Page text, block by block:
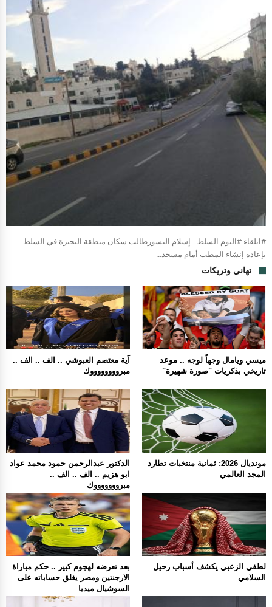
#ابلقاء #اليوم السلط - إسلام النسورطالب سكان منطقة البحيرة في السلط
بإعادة إنشاء المطب أمام مسجد...
تهاني وتريكات
آية معتصم العبوشي .. الف .. الف ..
مبرووووووووك
ميسي ويامال وجهاً لوجه .. موعد
تاريخي بذكريات "صورة شهيرة"
الدكتور عبدالرحمن حمود محمد عواد
ابو هزيم .. الف .. الف ..
مبروووووووك
مونديال 2026: ثمانية منتخبات تطارد
المجد العالمي
بعد تعرضه لهجوم كبير .. حكم مباراة
الارجنتين ومصر يغلق حساباته على
السوشيال ميديا
لطفي الزعبي يكشف أسباب رحيل
السلامي